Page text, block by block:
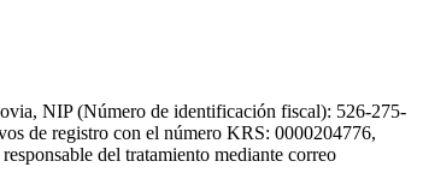
NIP (Número de identificación fiscal): 526-275-
de registro con el número KRS: 0000204776,
del tratamiento mediante correo